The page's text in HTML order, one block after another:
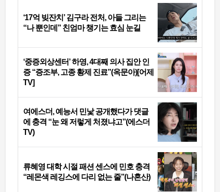
‘17억 빚잔치’ 김구라 전처, 아들 그리는
“나 뿐인데” 친엄마 챙기는 효심 눈길
‘중증외상센터’ 하영, 4대째 의사 집안 인
증 “증조부, 고종 황제 진료”(옥문아)[어제
TV]
여에스더, 예능서 민낯 공개했다가 댓글
에 충격 “눈 왜 저렇게 처졌냐고”(에스더
TV)
류혜영 대학 시절 패션 센스에 민호 충격
“레몬색 레깅스에 다리 없는 줄”(나혼산)